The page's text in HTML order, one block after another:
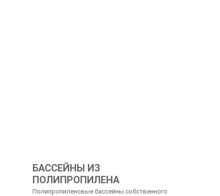
БАССЕЙНЫ ИЗ
ПОЛИПРОПИЛЕНА
Полипропиленовые бассейны собственного